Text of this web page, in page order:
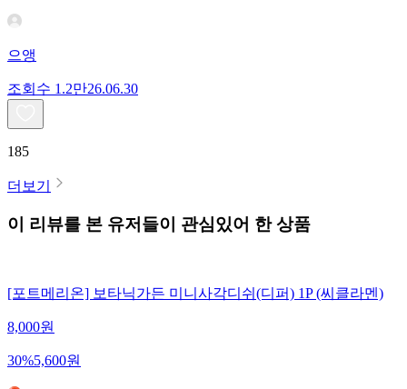
으앵
조회수 1.2만26.06.30
185
더보기
이 리뷰를 본 유저들이 관심있어 한 상품
[포트메리온] 보타닉가든 미니사각디쉬(디퍼) 1P (씨클라멘)
8,000원
30%5,600원